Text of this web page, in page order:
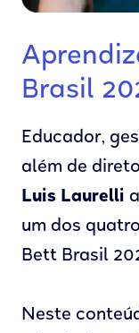
Brasil
Educador,
além de
Luis Laurelli
um dos
Bett Brasil
Neste